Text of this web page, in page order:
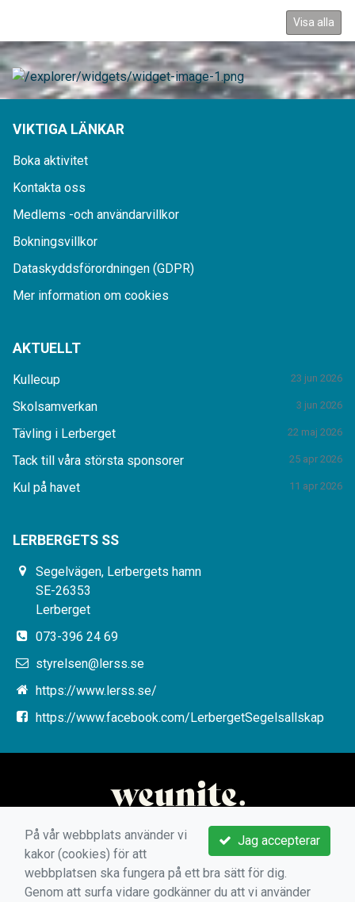
Visa alla
VIKTIGA LÄNKAR
Boka aktivitet
Kontakta oss
Medlems -och användarvillkor
Bokningsvillkor
Dataskyddsförordningen (GDPR)
Mer information om cookies
AKTUELLT
Kullecup 23 jun 2026
Skolsamverkan 3 jun 2026
Tävling i Lerberget 22 maj 2026
Tack till våra största sponsorer 25 apr 2026
Kul på havet 11 apr 2026
LERBERGETS SS
Segelvägen, Lerbergets hamn
SE-26353
Lerberget
073-396 24 69
styrelsen@lerss.se
https://www.lerss.se/
https://www.facebook.com/LerbergetSegelsallskap
Jag accepterar
På vår webbplats använder vi
kakor (cookies) för att
webbplatsen ska fungera på ett bra sätt för dig.
Genom att surfa vidare godkänner du att vi använder